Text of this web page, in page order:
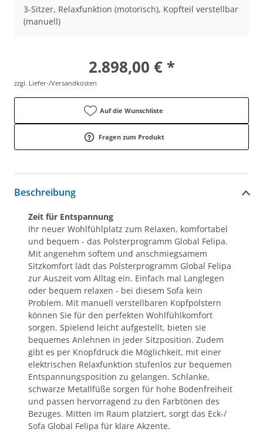
3-Sitzer, Relaxfunktion (motorisch), Kopfteil verstellbar
(manuell)
2.898,00 € *
zzgl. Liefer-/Versandkosten
Auf die Wunschliste
Fragen zum Produkt
Beschreibung
Zeit für Entspannung
Ihr neuer Wohlfühlplatz zum Relaxen, komfortabel
und bequem - das Polsterprogramm Global Felipa.
Mit angenehm softem und anschmiegsamem
Sitzkomfort lädt das Polsterprogramm Global Felipa
zur Auszeit vom Alltag ein. Einfach mal Langlegen
oder bequem relaxen - bei diesem Sofa kein
Problem. Mit manuell verstellbaren Kopfpolstern
können Sie für den perfekten Wohlfühlkomfort
sorgen. Spielend leicht aufgestellt, bieten sie
bequemes Anlehnen in jeder Sitzposition. Zudem
gibt es per Knopfdruck die Möglichkeit, mit einer
elektrischen Relaxfunktion stufenlos zur bequemen
Entspannungsposition zu gelangen. Schlanke,
schwarze Metallfüße sorgen für hohe Bodenfreiheit
und passen hervorragend zu den Farbtönen des
Bezuges. Mitten im Raum platziert, sorgt das Eck-/
Sofa Global Felipa für klare Akzente.